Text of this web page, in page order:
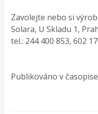
Zavolejte nebo si
Solara, U Skladu 1,
tel.: 244 400 853, 602
Publikováno v časopise